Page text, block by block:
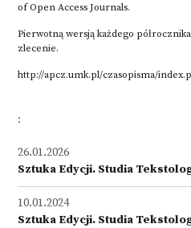
of Open Access Journals.
Pierwotną wersją każdego
zlecenie.
http://apcz.umk.pl/czasopisma/
:
26.01.2026
Sztuka Edycji. Studia
10.01.2024
Sztuka Edycji. Studia